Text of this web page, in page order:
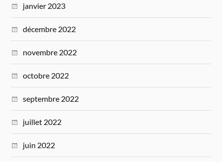
janvier 2023
décembre 2022
novembre 2022
octobre 2022
septembre 2022
juillet 2022
juin 2022